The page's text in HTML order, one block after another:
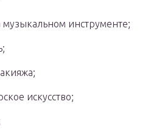
музыкальном инструменте;
искусство;